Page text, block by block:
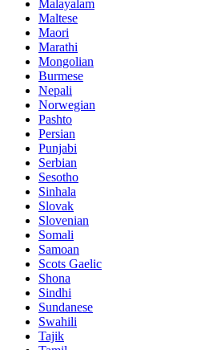
Malayalam
Maltese
Maori
Marathi
Mongolian
Burmese
Nepali
Norwegian
Pashto
Persian
Punjabi
Serbian
Sesotho
Sinhala
Slovak
Slovenian
Somali
Samoan
Scots Gaelic
Shona
Sindhi
Sundanese
Swahili
Tajik